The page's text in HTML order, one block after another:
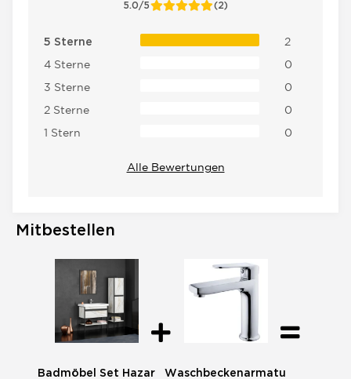
5.0/5 (2)
5 Sterne
2
4 Sterne
0
3 Sterne
0
2 Sterne
0
1 Stern
0
Alle Bewertungen
Mitbestellen
Badmöbel Set Hazar
Waschbeckenarmatur